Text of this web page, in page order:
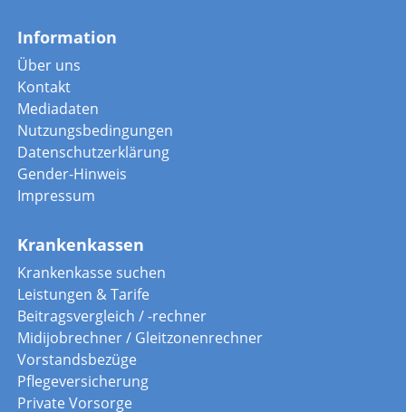
Information
Über uns
Kontakt
Mediadaten
Nutzungsbedingungen
Datenschutzerklärung
Gender-Hinweis
Impressum
Krankenkassen
Krankenkasse suchen
Leistungen & Tarife
Beitragsvergleich / -rechner
Midijobrechner / Gleitzonenrechner
Vorstandsbezüge
Pflegeversicherung
Private Vorsorge